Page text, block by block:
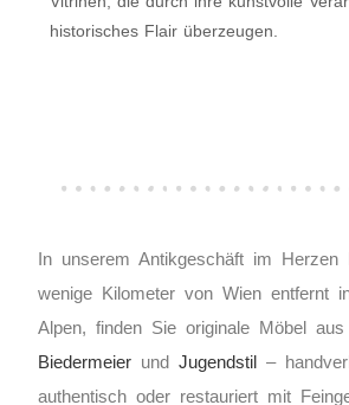
historisches Flair überzeugen.
In unserem Antikgeschäft im Herzen
wenige Kilometer von Wien entfernt
Alpen, finden Sie originale Möbel aus
Biedermeier undJugendstil –
authentisch oder restauriert mit